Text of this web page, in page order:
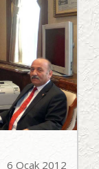
6 Ocak 2012